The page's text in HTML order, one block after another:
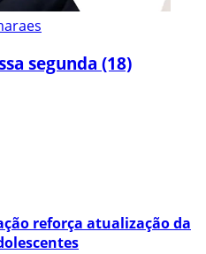
segunda (18)
reforça atualização da